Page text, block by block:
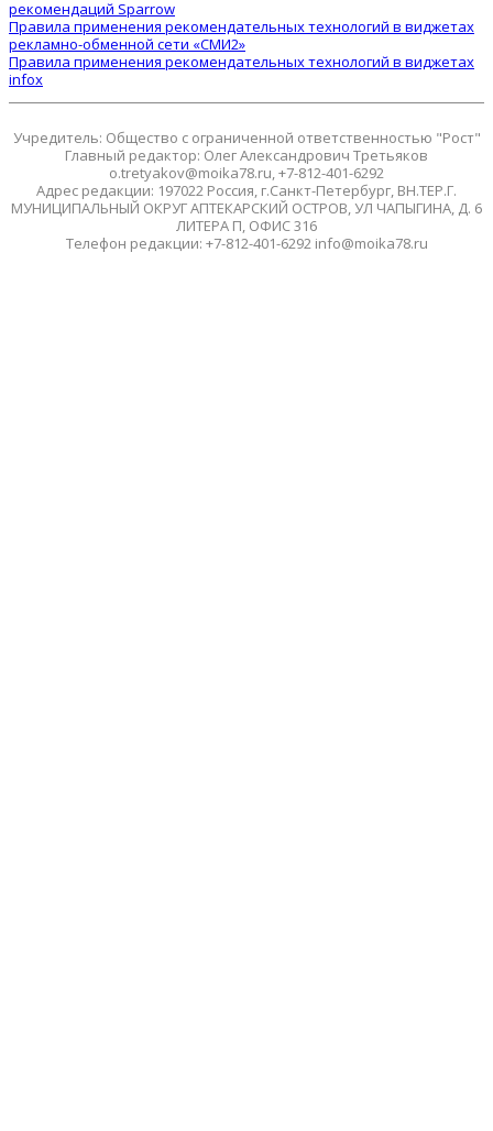
рекомендаций Sparrow
Правила применения рекомендательных технологий в виджетах
рекламно-обменной сети «СМИ2»
Правила применения рекомендательных технологий в виджетах
infox
Учредитель: Общество с ограниченной ответственностью "Рост"
Главный редактор: Олег Александрович Третьяков
o.tretyakov@moika78.ru, +7-812-401-6292
Адрес редакции: 197022 Россия, г.Санкт-Петербург, ВН.ТЕР.Г.
МУНИЦИПАЛЬНЫЙ ОКРУГ АПТЕКАРСКИЙ ОСТРОВ, УЛ ЧАПЫГИНА, Д. 6
ЛИТЕРА П, ОФИС 316
Телефон редакции: +7-812-401-6292 info@moika78.ru